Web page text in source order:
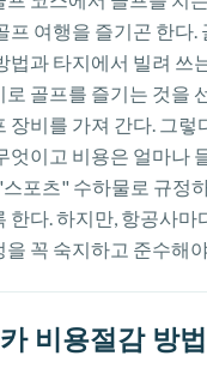
프 여행을 즐기곤 한다.
법과 타지에서 빌려 쓰
골프를 즐기는 것을
장비를 가져 간다. 그렇
엇이고 비용은 얼마나
포츠" 수하물로 규정
한다. 하지만, 항공사
꼭 숙지하고 준수해
비용절감 방